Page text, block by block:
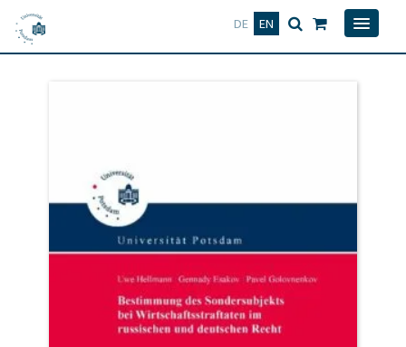
DE EN
Deutsch